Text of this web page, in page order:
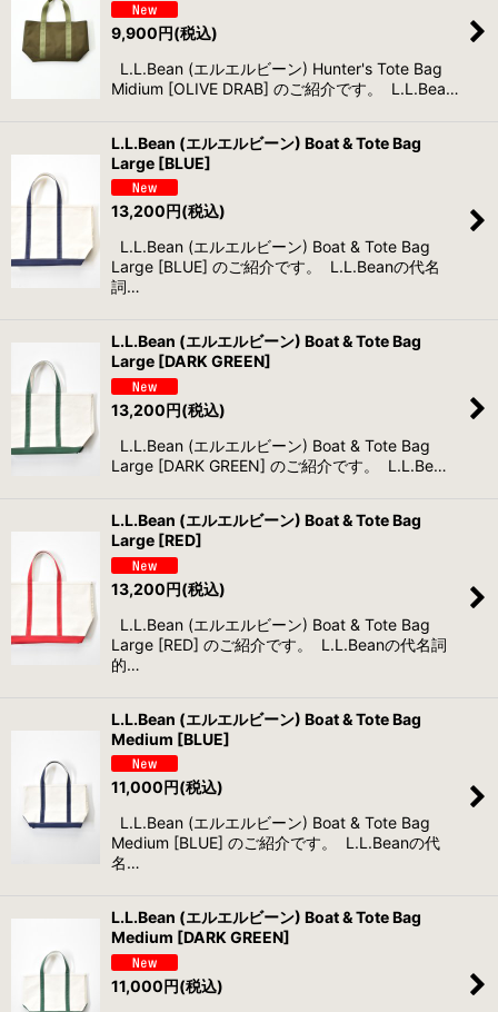
9,900円(税込)
L.L.Bean (エルエルビーン) Hunter's Tote Bag
Midium [OLIVE DRAB] のご紹介です。 L.L.Bea…
L.L.Bean (エルエルビーン) Boat & Tote Bag
Large [BLUE]
13,200円(税込)
L.L.Bean (エルエルビーン) Boat & Tote Bag
Large [BLUE] のご紹介です。 L.L.Beanの代名
詞…
L.L.Bean (エルエルビーン) Boat & Tote Bag
Large [DARK GREEN]
13,200円(税込)
L.L.Bean (エルエルビーン) Boat & Tote Bag
Large [DARK GREEN] のご紹介です。 L.L.Be…
L.L.Bean (エルエルビーン) Boat & Tote Bag
Large [RED]
13,200円(税込)
L.L.Bean (エルエルビーン) Boat & Tote Bag
Large [RED] のご紹介です。 L.L.Beanの代名詞
的…
L.L.Bean (エルエルビーン) Boat & Tote Bag
Medium [BLUE]
11,000 円(税込)
L.L.Bean (エルエルビーン) Boat & Tote Bag
Medium [BLUE] のご紹介です。 L.L.Beanの代
名…
L.L.Bean (エルエルビーン) Boat & Tote Bag
Medium [DARK GREEN]
11,000円(税込)